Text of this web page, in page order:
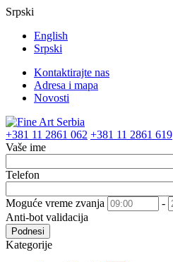
Srpski
English
Srpski
Kontaktirajte nas
Adresa i mapa
Novosti
+381 11 2861 062 +381 11 2861 619
Vaše ime
Telefon
Moguće vreme zvanja
-
Anti-bot validacija
Podnesi
Kategorije